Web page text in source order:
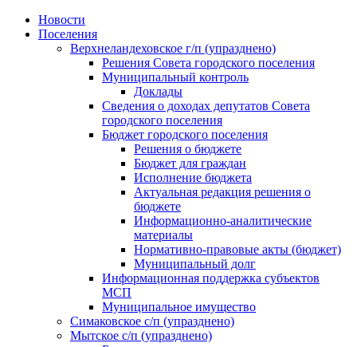
Skip
Новости
Поселения
Верхнеландеховское г/п (упразднено)
Решения Совета городского поселения
Муниципальный контроль
Доклады
Сведения о доходах депутатов Совета
городского поселения
Бюджет городского поселения
Решения о бюджете
Бюджет для граждан
Исполнение бюджета
Актуальная редакция решения о
бюджете
Информационно-аналитические
материалы
Нормативно-правовые акты (бюджет)
Муниципальный долг
Информационная поддержка субъектов
МСП
Муниципальное имущество
Симаковское с/п (упразднено)
Мытское с/п (упразднено)